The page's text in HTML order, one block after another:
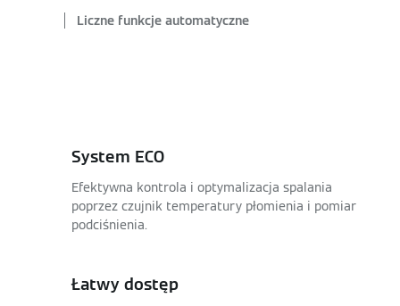
Liczne funkcje automatyczne
System ECO
Efektywna kontrola i optymalizacja spalania
poprzez czujnik temperatury płomienia i pomiar
podciśnienia.
Łatwy dostęp